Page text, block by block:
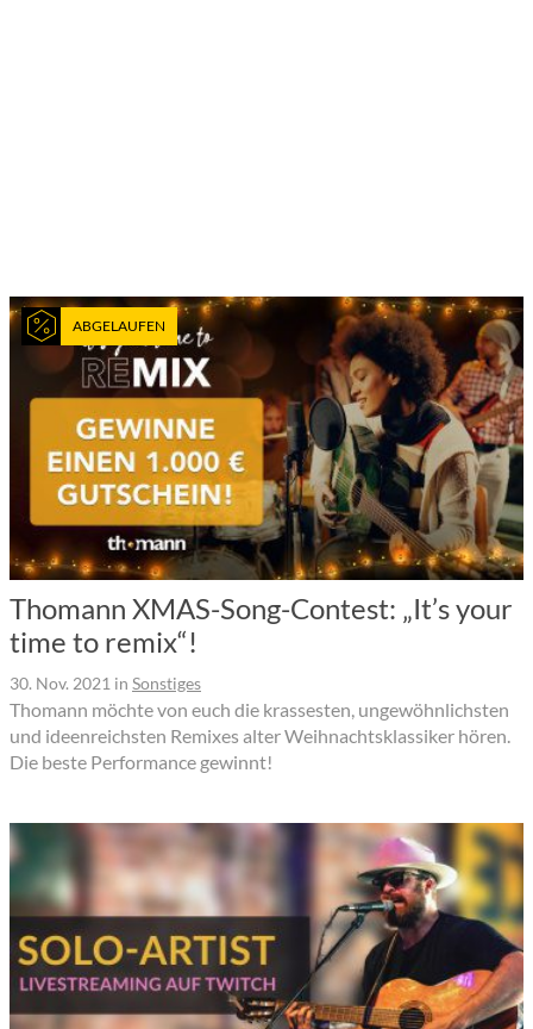
ABGELAUFEN
Thomann XMAS-Song-Contest: „It’s your
time to remix“!
30. Nov. 2021 in Sonstiges
Thomann möchte von euch die krassesten, ungewöhnlichsten
und ideenreichsten Remixes alter Weihnachtsklassiker hören.
Die beste Performance gewinnt!